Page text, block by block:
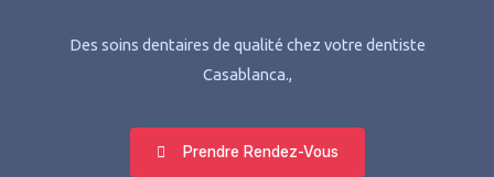
Des soins dentaires de qualité chez votre dentiste
Casablanca.,
Prendre Rendez-Vous